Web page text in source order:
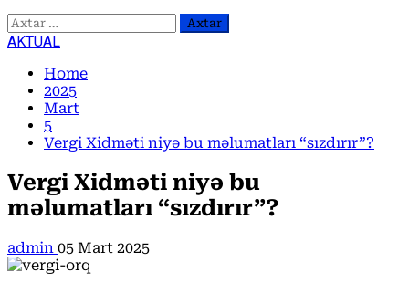
Axtarış:
AKTUAL
Home
2025
Mart
5
Vergi Xidməti niyə bu məlumatları “sızdırır”?
Vergi Xidməti niyə bu
məlumatları “sızdırır”?
admin 05 Mart 2025